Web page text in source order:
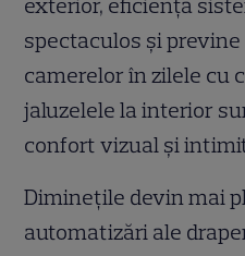
exterior, eficiența
spectaculos și
camerelor în zilele cu
jaluzelele la interior
confort vizual și
Diminețile devin mai
automatizări ale